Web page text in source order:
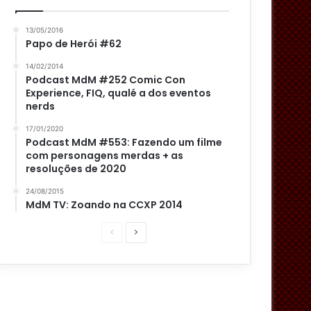
13/05/2016
Papo de Herói #62
14/02/2014
Podcast MdM #252 Comic Con
Experience, FIQ, qualé a dos eventos
nerds
17/01/2020
Podcast MdM #553: Fazendo um filme
com personagens merdas + as
resoluções de 2020
24/08/2015
MdM TV: Zoando na CCXP 2014